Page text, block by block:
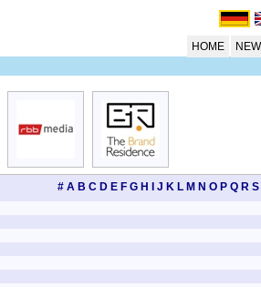
HOME
# A B C D E F G H J K L M N O P Q R S